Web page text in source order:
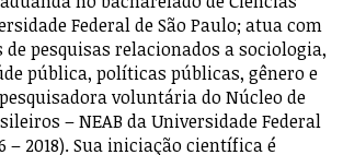
Federal de São Paulo; atua com
de pesquisas relacionados a sociologia,
pública, políticas públicas, gênero e
voluntária do Núcleo de
– NEAB da Universidade Federal
– 2018). Sua iniciação científica é